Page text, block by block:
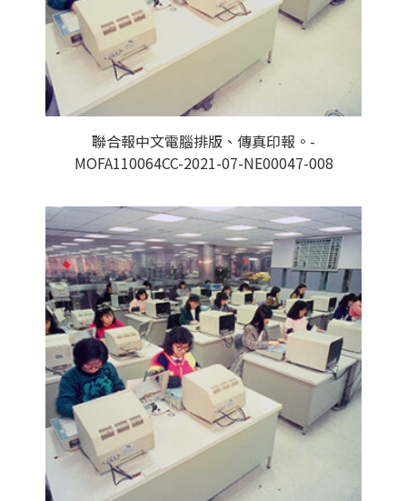
聯合報中文電腦排版、傳真印報。-
MOFA110064CC-2021-07-NE00047-008